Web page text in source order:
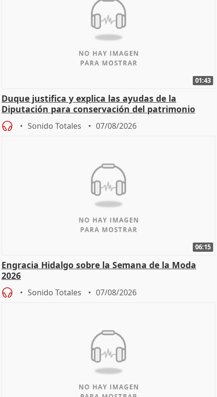
01:43
Duque justifica y explica las ayudas de la
Diputación para conservación del patrimonio
Sonido Totales 07/08/2026
06:15
Engracia Hidalgo sobre la Semana de la Moda
2026
Sonido Totales 07/08/2026